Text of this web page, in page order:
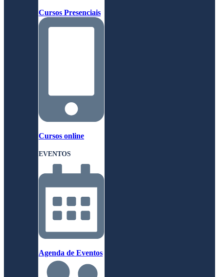
Cursos Presenciais
Cursos online
EVENTOS
Agenda de Eventos